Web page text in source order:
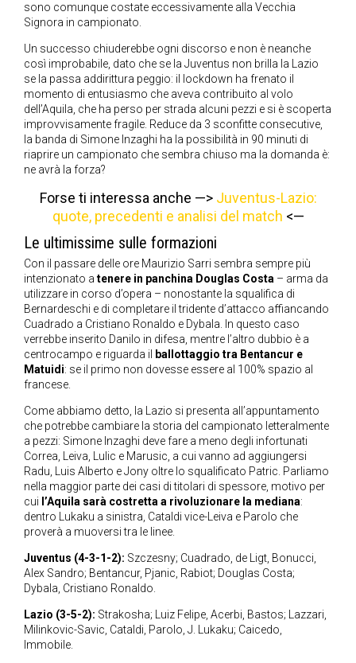
sono comunque costate eccessivamente alla Vecchia
Signora in campionato.
Un successo chiuderebbe ogni discorso e non è neanche
così improbabile, dato che se la Juventus non brilla la Lazio
se la passa addirittura peggio: il lockdown ha frenato il
momento di entusiasmo che aveva contribuito al volo
dell’Aquila, che ha perso per strada alcuni pezzi e si è scoperta
improvvisamente fragile. Reduce da 3 sconfitte consecutive,
la banda di Simone Inzaghi ha la possibilità in 90 minuti di
riaprire un campionato che sembra chiuso ma la domanda è:
ne avrà la forza?
Forse ti interessa anche —> Juventus-Lazio:
quote, precedenti e analisi del match <—
Le ultimissime sulle formazioni
Con il passare delle ore Maurizio Sarri sembra sempre più
intenzionato a tenere in panchina Douglas Costa – arma da
utilizzare in corso d’opera – nonostante la squalifica di
Bernardeschi e di completare il tridente d’attacco affiancando
Cuadrado a Cristiano Ronaldo e Dybala. In questo caso
verrebbe inserito Danilo in difesa, mentre l’altro dubbio è a
centrocampo e riguarda il ballottaggio tra Bentancur e
Matuidi: se il primo non dovesse essere al 100% spazio al
francese.
Come abbiamo detto, la Lazio si presenta all’appuntamento
che potrebbe cambiare la storia del campionato letteralmente
a pezzi: Simone Inzaghi deve fare a meno degli infortunati
Correa, Leiva, Lulic e Marusic, a cui vanno ad aggiungersi
Radu, Luis Alberto e Jony oltre lo squalificato Patric. Parliamo
nella maggior parte dei casi di titolari di spessore, motivo per
cui l’Aquila sarà costretta a rivoluzionare la mediana:
dentro Lukaku a sinistra, Cataldi vice-Leiva e Parolo che
proverà a muoversi tra le linee.
Juventus (4-3-1-2): Szczesny; Cuadrado, de Ligt, Bonucci,
Alex Sandro; Bentancur, Pjanic, Rabiot; Douglas Costa;
Dybala, Cristiano Ronaldo.
Lazio (3-5-2): Strakosha; Luiz Felipe, Acerbi, Bastos; Lazzari,
Milinkovic-Savic, Cataldi, Parolo, J. Lukaku; Caicedo,
Immobile.